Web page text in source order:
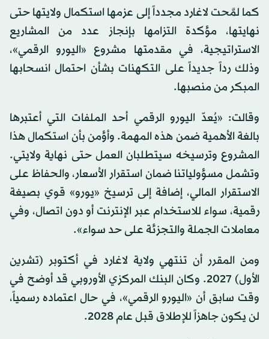
كما لمَّحت لاغارد مجدداً إلى عزمها استكمال ولايتها حتى
نهايتها، مؤكدة التزامها بإنجاز عدد من المشاريع
الاستراتيجية، في مقدمتها مشروع «اليورو الرقمي»،
وذلك رداً جديداً على التكهنات بشأن احتمال انسحابها
المبكر من منصبها.
وقالت: «يُعدّ اليورو الرقمي أحد الملفات التي أعتبرها
بالغة الأهمية ضمن هذه المهمة. وأؤمن بأن استكمال هذا
المشروع وترسيخه سيتطلبان العمل حتى نهاية ولايتي.
وتشمل مسؤولياتنا ضمان استقرار الأسعار، والحفاظ على
الاستقرار المالي، إضافة إلى ترسيخ «يورو» قوي بصيغة
رقمية، سواء للاستخدام عبر الإنترنت أو دون اتصال، وفي
معاملات الجملة والتجزئة على حد سواء».
ومن المقرر أن تنتهي ولاية لاغارد في أكتوبر (تشرين
الأول) 2027. وكان البنك المركزي الأوروبي قد أوضح في
وقت سابق أن «اليورو الرقمي»، في حال اعتماده رسمياً،
لن يكون جاهزاً للإطلاق قبل عام 2028.